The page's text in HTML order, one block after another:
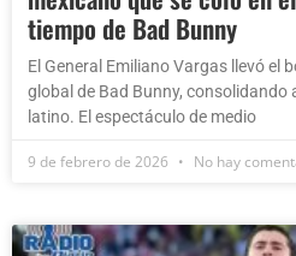
tiempo de Bad Bunny
El General Emiliano Vargas llevó el
global de Bad Bunny, consolidando
latino. El espectáculo de medio
9 de febrero de 2026 No hay